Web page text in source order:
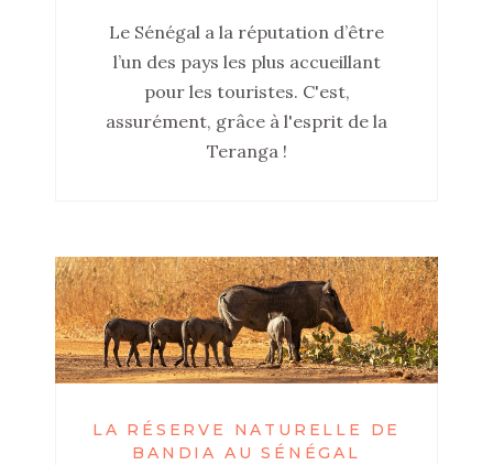
Le Sénégal a la réputation d’être
l’un des pays les plus accueillant
pour les touristes. C'est,
assurément, grâce à l'esprit de la
Teranga !
LA RÉSERVE NATURELLE DE
BANDIA AU SÉNÉGAL